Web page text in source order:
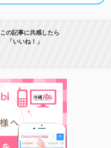
この記事に共感したら
「いいね！」